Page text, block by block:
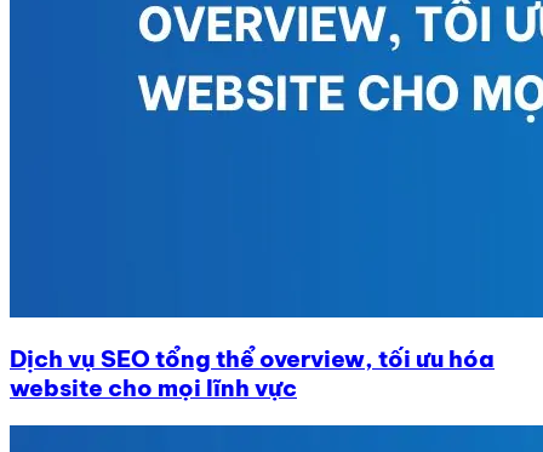
Dịch vụ SEO tổng thể overview, tối ưu hóa
website cho mọi lĩnh vực